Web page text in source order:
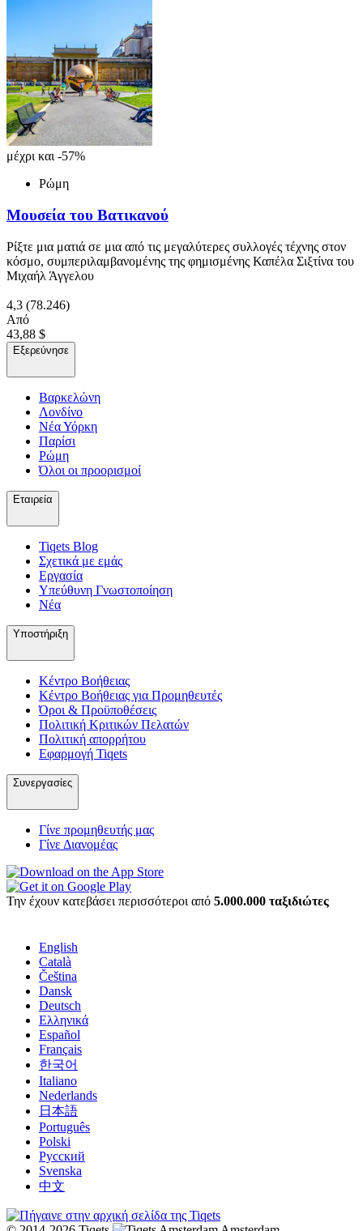
μέχρι και -57%
Ρώμη
Μουσεία του Βατικανού
Ρίξτε μια ματιά σε μια από τις μεγαλύτερες συλλογές τέχνης στον
κόσμο, συμπεριλαμβανομένης της φημισμένης Καπέλα Σιξτίνα του
Μιχαήλ Άγγελου
4,3 (78.246)
Από
43,88 $
Εξερεύνησε
Βαρκελώνη
Λονδίνο
Νέα Υόρκη
Παρίσι
Ρώμη
Όλοι οι προορισμοί
Εταιρεία
Tiqets Βlog
Σχετικά με εμάς
Εργασία
Υπεύθυνη Γνωστοποίηση
Νέα
Υποστήριξη
Κέντρο Βοήθειας
Κέντρο Βοήθειας για Προμηθευτές
Όροι & Προϋποθέσεις
Πολιτική Κριτικών Πελατών
Πολιτική απορρήτου
Εφαρμογή Tiqets
Συνεργασίες
Γίνε προμηθευτής μας
Γίνε Διανομέας
Την έχουν κατεβάσει περισσότεροι από 5.000.000 ταξιδιώτες
English
Català
Čeština
Dansk
Deutsch
Ελληνικά
Español
Français
한국어
Italiano
Nederlands
日本語
Português
Polski
Русский
Svenska
中文